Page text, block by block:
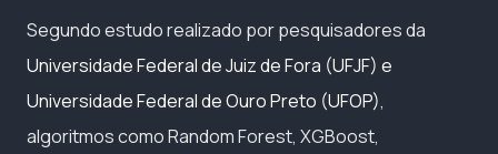
Segundo estudo realizado por pesquisadores da
Universidade Federal de Juiz de Fora (UFJF) e
Universidade Federal de Ouro Preto (UFOP),
algoritmos como Random Forest, XGBoost,